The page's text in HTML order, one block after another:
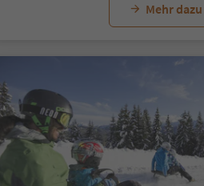
Mehr dazu